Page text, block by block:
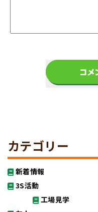
カテゴリー
新着情報
3S活動
工場見学